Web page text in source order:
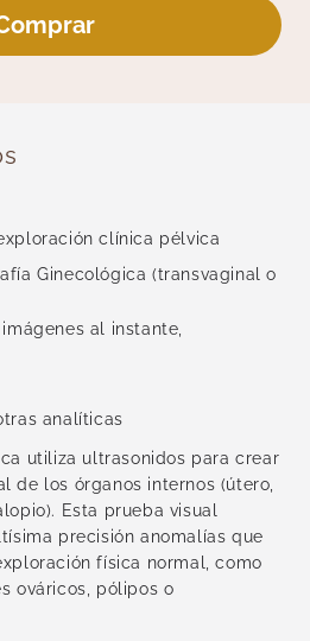
clínica pélvica
Ginecológica (transvaginal o
al instante,
analíticas
utiliza ultrasonidos para crear
de los órganos internos (útero,
Esta prueba visual
precisión anomalías que
física normal, como
ováricos, pólipos o